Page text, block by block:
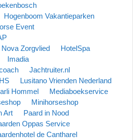
Hogenboom Vakantieparken
Event
Zorgvlied
HotelSpa
Imadia
Jachtruiter.nl
Lusitano Vrienden Nederland
Hommel
Mediaboekservice
Minihorseshop
Art
Paard in Nood
Oppas Service
de Cantharel